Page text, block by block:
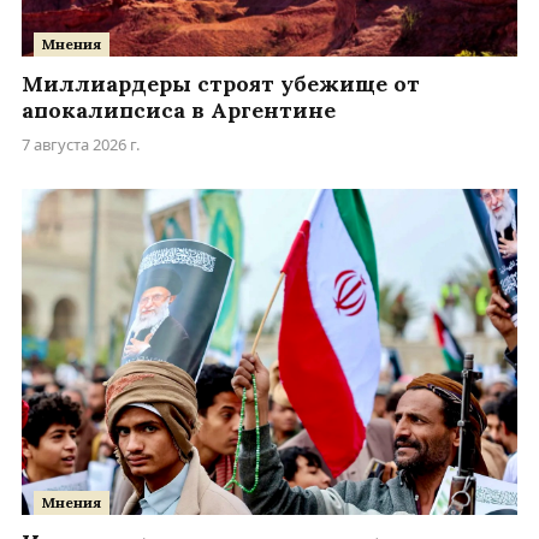
Мнения
Миллиардеры строят убежище от
апокалипсиса в Аргентине
7 августа 2026 г.
Мнения